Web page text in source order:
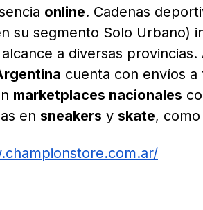
online. Cadenas
su segmento Solo Urbano)
a diversas provincias.
cuenta con envíos
marketplaces nacionales
en sneakers y skate, como